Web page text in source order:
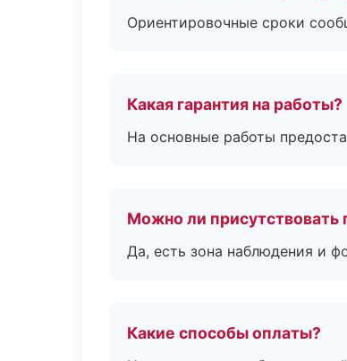
Ориентировочные сроки
Какая гарантия на работы?
На основные работы
Можно ли присутствовать
Да, есть зона наблюдения и
Какие способы оплаты?